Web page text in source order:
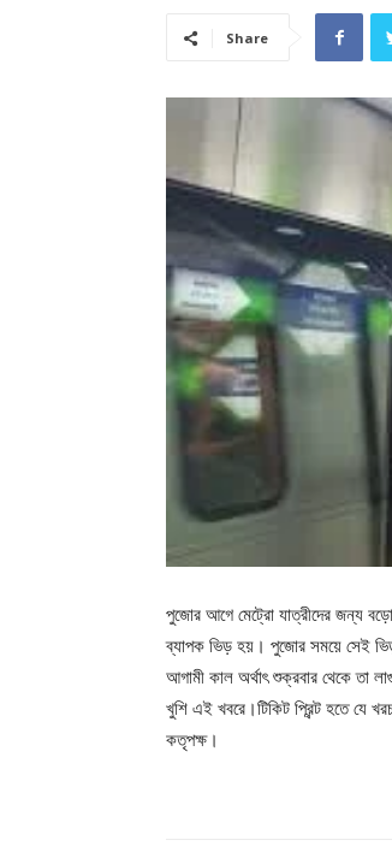
Share
পুজোর আগে মেট্রো যাত্রীদের জন্য
ব্যাপক ভিড় হয়। পুজোর সময়ে সেই
আগামী কাল অর্থাৎ শুক্রবার থেকে তা
খুশি এই খবরে।টিকিট প্রিন্ট হতে যে
কতৃপক্ষ।